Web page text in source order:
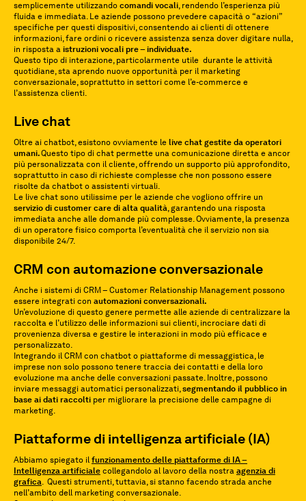
semplicemente utilizzando comandi vocali, rendendo l’esperienza più
fluida e immediata. Le aziende possono prevedere capacità o “azioni”
specifiche per questi dispositivi, consentendo ai clienti di ottenere
informazioni, fare ordini o ricevere assistenza senza dover digitare nulla,
in risposta a istruzioni vocali pre – individuate.
Questo tipo di interazione, particolarmente utile durante le attività
quotidiane, sta aprendo nuove opportunità per il marketing
conversazionale, soprattutto in settori come l’e-commerce e
l’assistenza clienti.
Live chat
Oltre ai chatbot, esistono ovviamente le live chat gestite da operatori
umani.Questo tipo di chat permette una comunicazione diretta e ancor
più personalizzata con il cliente, offrendo un supporto più approfondito,
soprattutto in caso di richieste complesse che non possono essere
risolte da chatbot o assistenti virtuali.
Le live chat sono utilissime per le aziende che vogliono offrire un
servizio di customer care di alta qualità, garantendo una risposta
immediata anche alle domande più complesse. Ovviamente, la presenza
di un operatore fisico comporta l’eventualità che il servizio non sia
disponibile 24/7.
CRM con automazione conversazionale
Anche i sistemi di CRM – Customer Relationship Management possono
essere integrati con automazioni conversazionali.
Un’evoluzione di questo genere permette alle aziende di centralizzare la
raccolta e l’utilizzo delle informazioni sui clienti, incrociare dati di
provenienza diversa e gestire le interazioni in modo più efficace e
personalizzato.
Integrando il CRM con chatbot o piattaforme di messaggistica, le
imprese non solo possono tenere traccia dei contatti e della loro
evoluzione ma anche delle conversazioni passate. Inoltre, possono
inviare messaggi automatici personalizzati,segmentando il pubblico in
base ai dati raccolti per migliorare la precisione delle campagne di
marketing.
Piattaforme di intelligenza artificiale (IA)
Abbiamo spiegato il funzionamento delle piattaforme di IA –
Intelligenza artificiale collegandolo al lavoro della nostra agenzia di
grafica. Questi strumenti, tuttavia, si stanno facendo strada anche
nell’ambito dell marketing conversazionale.